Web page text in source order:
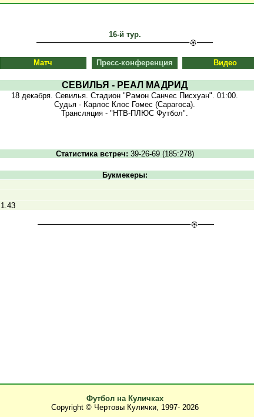
16-й тур.
Матч Пресс-конференция Видео
СЕВИЛЬЯ - РЕАЛ МАДРИД
18 декабря. Севилья. Стадион "Рамон Санчес Писхуан". 01:00.
Судья - Карлос Клос Гомес (Сарагоса).
Трансляция - "НТВ-ПЛЮС Футбол".
Статистика встреч: 39-26-69 (185:278)
Букмекеры:
Футбол на Куличках
Copyright © Чертовы Кулички, 1997- 2026